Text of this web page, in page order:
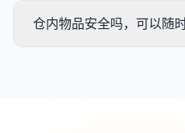
仓内物品安全吗，可以随